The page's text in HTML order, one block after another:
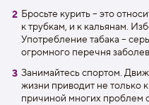
Бросьте курить – это
к трубкам, и к кальянам.
Употребление табака –
огромного перечня
Занимайтесь спортом.
жизни приводит не только
причиной многих проблем